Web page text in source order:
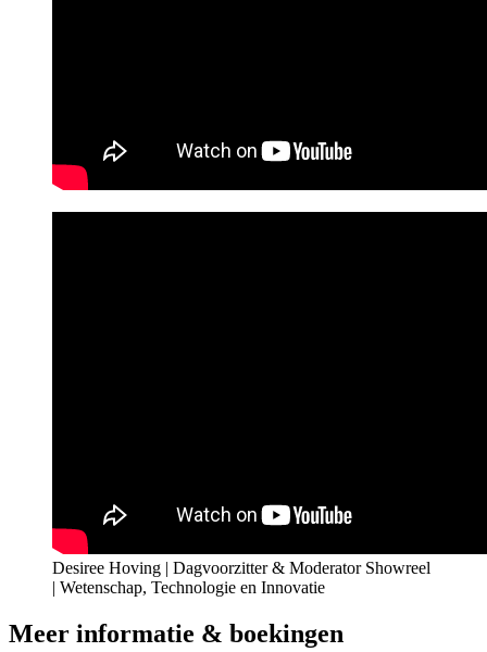
Desiree Hoving | Dagvoorzitter & Moderator Showreel
| Wetenschap, Technologie en Innovatie
Meer informatie & boekingen